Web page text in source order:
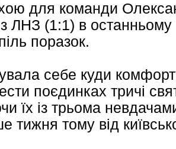
для команди
ЛНЗ (1:1) в останньому
поразок.
себе куди
поєдинках тричі
їх із трьома
тижня тому від